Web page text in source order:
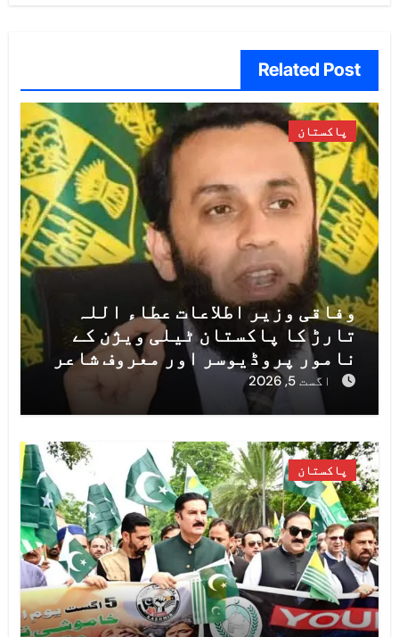
Related Post
پاکستان
وفاقی وزیر اطلاعات عطاء اللہ
تارڑ کا پاکستان ٹیلی ویژن کے
نامور پروڈیوسر اور معروف شاعر
محمد سلیم طاہر کے انتقال پر
اظہارِ افسوس
اگست 5, 2026
پاکستان